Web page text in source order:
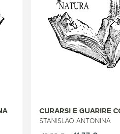
CURARSI E GUARIRE
STANISLAO ANTONINA